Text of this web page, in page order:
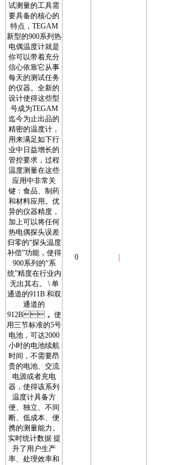
试测量的工具需
要具备的核心的
特点，TEGAM
新型的900系列热
电偶温度计就是
你可以带着充分
信心依靠它从事
每天的测试任务
的仪器。全新的
设计使得这些型
号成为TEGAM
迄今为止出品的
精密的温度计，
用来满足如下行
业中日益增长的
管控要求，过程
温度测量在这些
应用中非常关
键：食品、制药
和材料应用。优
异的仪器精度，
加上可以将任何
热电偶探头误差
归零的“探头温度
补偿”功能，使得
900系列的“系
统”精度在行业内
无出其右。 \ 单
通道的911B 和双
通道的
912B， 使
用三节标准的5号
电池，可达2000
小时的电池续航
时间，不需要昂
贵的电池、交流
电源或者充电
器，使得该系列
温度计具备方
便、独立、不间
断、低成本、便
携的测量能力。
实时统计数据 提
升了用户生产
率、处理效率和
0 |